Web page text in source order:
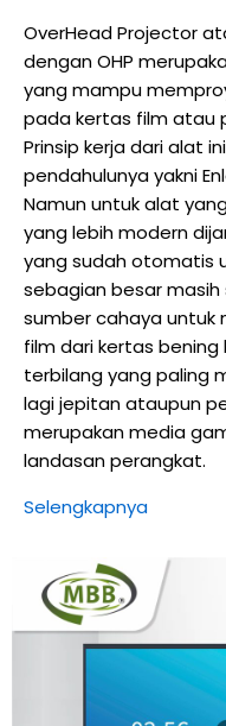
OverHead Projector
dengan OHP
yang mampu
pada kertas film atau
Prinsip kerja dari alat
pendahulunya yakni
Namun untuk alat
yang lebih modern
yang sudah otomatis
sebagian besar
sumber cahaya untuk
film dari kertas bening
terbilang yang paling
lagi jepitan ataupun
merupakan media
landasan perangkat.
Selengkapnya